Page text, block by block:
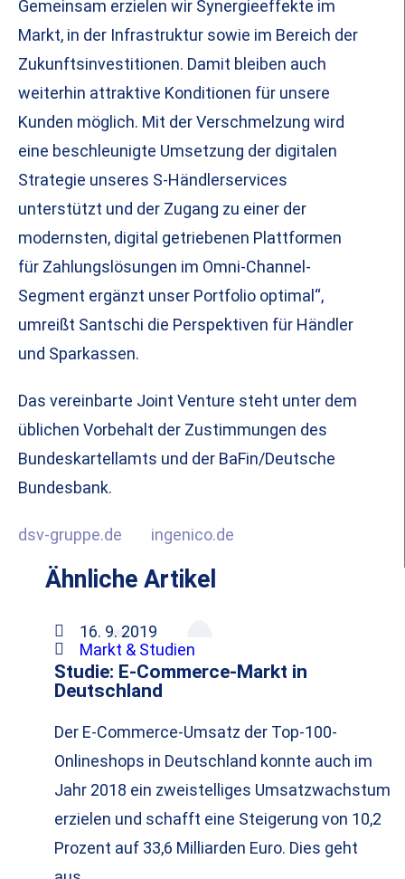
Gemeinsam erzielen wir Synergieeffekte im
Markt, in der Infrastruktur sowie im Bereich der
Zukunftsinvestitionen. Damit bleiben auch
weiterhin attraktive Konditionen für unsere
Kunden möglich. Mit der Verschmelzung wird
eine beschleunigte Umsetzung der digitalen
Strategie unseres S-Händlerservices
unterstützt und der Zugang zu einer der
modernsten, digital getriebenen Plattformen
für Zahlungslösungen im Omni-Channel-
Segment ergänzt unser Portfolio optimal“,
umreißt Santschi die Perspektiven für Händler
und Sparkassen.
Das vereinbarte Joint Venture steht unter dem
üblichen Vorbehalt der Zustimmungen des
Bundeskartellamts und der BaFin/Deutsche
Bundesbank.
dsv-gruppe.de ingenico.de
Ähnliche Artikel
16. 9. 2019
Markt & Studien
Studie: E-Commerce-Markt in
Deutschland
Der E-Commerce-Umsatz der Top-100-
Onlineshops in Deutschland konnte auch im
Jahr 2018 ein zweistelliges Umsatzwachstum
erzielen und schafft eine Steigerung von 10,2
Prozent auf 33,6 Milliarden Euro. Dies geht